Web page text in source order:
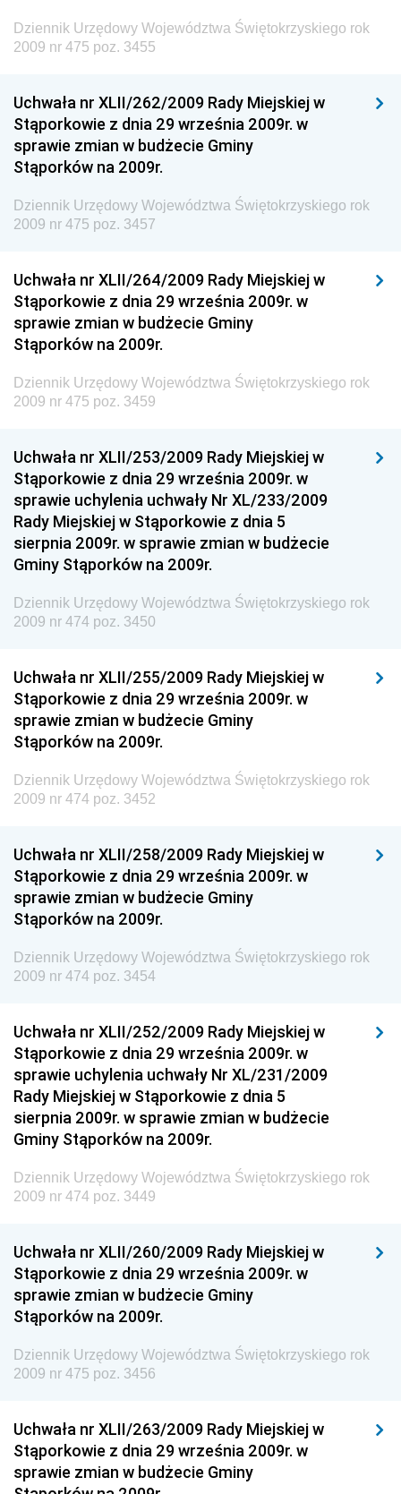
Dziennik Urzędowy Ministra Energii
Dziennik Urzędowy Ministra Sprawiedliwości
Dziennik Urzędowy Ministra Rozwoju i Finansów
Dziennik Urzędowy Wyższego Urzędu Górniczego
Dziennik Urzędowy Prezesa Urzędu Transportu
Kolejowego
Technologii
Dziennik Urzędowy Ministra Inwestycji i Rozwoju
Dziennik Urzędowy Naczelnego Dyrektora Archiwów
Państwowych
Dziennik Urzędowy Ministra Finansów, Inwestycji i
Rozwoju
Dziennik Urzędowy Ministra Sportu
Dziennik Urzędowy Ministra Funduszy i Polityki
Regionalnej
Dziennik Urzędowy Ministra Aktywów Państwowych
Dziennik Urzędowy Ministra Zdrowia
Dziennik Urzędowy Ministra Środowiska i Głównego
Inspektora Ochrony Środowiska
Dziennik Urzędowy Ministerstwa Kultury, Dziedzictwa
Narodowego i Sportu
Dziennik Urzędowy Ministra Finansów, Funduszy i
Dziennik Urzędowy Ministra Rozwoju, Pracy i
Dziennik Urzędowy Ministra Kultury, Dziedzictwa
Narodowego i Sportu
Dziennik Urzędowy Ministra Rodziny i Polityki
Społecznej
Dziennik Urzędowy Komendy Głównej Straży
Granicznej
Drogowego
Dziennik Urzędowy Narodowego Banku Polskiego
Dziennik Urzędowy Komendy Głównej Policji
Dziennik Urzędowy Ministra Pracy i Polityki
Społecznej
Dziennik Urzędowy Ministra Transportu, Budownictwa
i Gospodarki Morskiej
Dziennik Urzędowy Ministra Spraw Zagranicznych
Dziennik Urzędowy Centralnego Biura
Antykorupcyjnego
Wewnętrznego
Dziennik Urzędowy Urzędu Patentowego
Dziennik Urzędowy Generalnej Dyrekcji Dróg
Krajowych i Autostrad
Dziennik Urzędowy Ministra Środowiska
Dziennik Urzędowy Województwa Świętokrzyskiego rok
2009 nr 475 poz. 3455
Uchwała nr XLII/262/2009 Rady Miejskiej w
Stąporkowie z dnia 29 września 2009r. w
sprawie zmian w budżecie Gminy
Stąporków na 2009r.
Dziennik Urzędowy Województwa Świętokrzyskiego rok
2009 nr 475 poz. 3457
Uchwała nr XLII/264/2009 Rady Miejskiej w
Stąporkowie z dnia 29 września 2009r. w
sprawie zmian w budżecie Gminy
Stąporków na 2009r.
Dziennik Urzędowy Województwa Świętokrzyskiego rok
2009 nr 475 poz. 3459
Uchwała nr XLII/253/2009 Rady Miejskiej w
Stąporkowie z dnia 29 września 2009r. w
sprawie uchylenia uchwały Nr XL/233/2009
Rady Miejskiej w Stąporkowie z dnia 5
sierpnia 2009r. w sprawie zmian w budżecie
Gminy Stąporków na 2009r.
Dziennik Urzędowy Województwa Świętokrzyskiego rok
2009 nr 474 poz. 3450
Uchwała nr XLII/255/2009 Rady Miejskiej w
Stąporkowie z dnia 29 września 2009r. w
sprawie zmian w budżecie Gminy
Stąporków na 2009r.
Dziennik Urzędowy Województwa Świętokrzyskiego rok
2009 nr 474 poz. 3452
Uchwała nr XLII/258/2009 Rady Miejskiej w
Stąporkowie z dnia 29 września 2009r. w
sprawie zmian w budżecie Gminy
Stąporków na 2009r.
Dziennik Urzędowy Województwa Świętokrzyskiego rok
2009 nr 474 poz. 3454
Uchwała nr XLII/252/2009 Rady Miejskiej w
Stąporkowie z dnia 29 września 2009r. w
sprawie uchylenia uchwały Nr XL/231/2009
Rady Miejskiej w Stąporkowie z dnia 5
sierpnia 2009r. w sprawie zmian w budżecie
Gminy Stąporków na 2009r.
Dziennik Urzędowy Województwa Świętokrzyskiego rok
2009 nr 474 poz. 3449
Uchwała nr XLII/260/2009 Rady Miejskiej w
Stąporkowie z dnia 29 września 2009r. w
sprawie zmian w budżecie Gminy
Stąporków na 2009r.
Dziennik Urzędowy Województwa Świętokrzyskiego rok
2009 nr 475 poz. 3456
Uchwała nr XLII/263/2009 Rady Miejskiej w
Stąporkowie z dnia 29 września 2009r. w
sprawie zmian w budżecie Gminy